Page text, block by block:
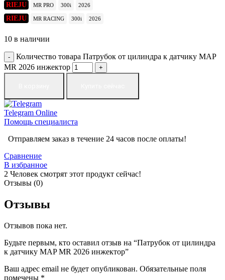
RIEJU MR PRO 300i 2026
RIEJU MR RACING 300i 2026
10 в наличии
Количество товара Патрубок от цилиндра к датчику MAP
MR 2026 инжектор
Telegram Online
Помощь специалиста
Отправляем заказ в течение 24 часов после оплаты!
Сравнение
В избранное
2 Человек смотрят этот продукт сейчас!
Отзывы (0)
Отзывы
Отзывов пока нет.
Будьте первым, кто оставил отзыв на “Патрубок от цилиндра
к датчику MAP MR 2026 инжектор”
Ваш адрес email не будет опубликован. Обязательные поля
помечены *